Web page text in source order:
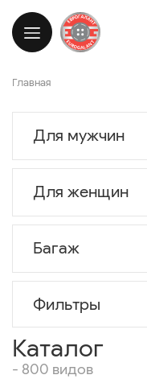
Главная
Для мужчин
Для женщин
Багаж
Фильтры
Каталог
- 800 видов